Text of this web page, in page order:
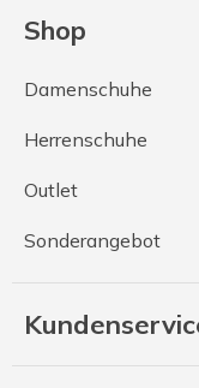
Shop
Damenschuhe
Herrenschuhe
Outlet
Sonderangebot